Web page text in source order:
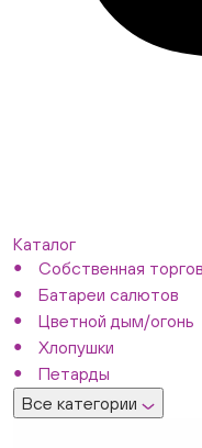
Каталог
Собственная
Батареи салютов
Цветной дым/огонь
Хлопушки
Петарды
Все категории